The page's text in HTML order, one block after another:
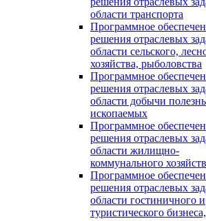
области транспорта
Программное
решения отраслевых
области сельского,
хозяйства, рыболовства
Программное
решения отраслевых
области добычи
ископаемых
Программное
решения отраслевых
области жилищно-
коммунального
Программное
решения отраслевых
области гостиничного и
туристического бизнеса,